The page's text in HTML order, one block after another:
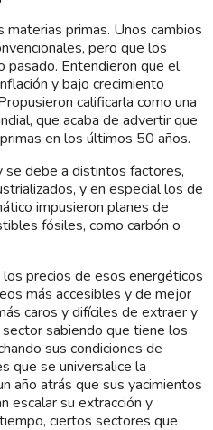
primas. Unos cambios
pero que los
pasado. Entendieron que el
y bajo crecimiento
calificarla como una
que acaba de advertir que
en los últimos 50 años.
se debe a distintos factores,
y en especial los de
impusieron planes de
fósiles, como carbón o
precios de esos energéticos
más accesibles y de mejor
caros y difíciles de extraer y
sabiendo que tiene los
sus condiciones de
que se universalice la
año atrás que sus yacimientos
escalar su extracción y
ciertos sectores que